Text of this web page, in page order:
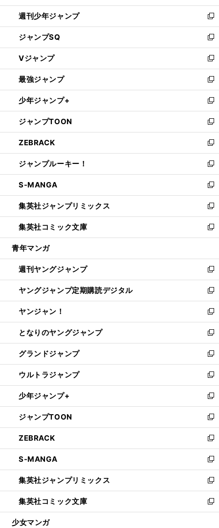
開
く
週刊少年ジャンプ
新
し
い
ウ
ィ
ン
ド
ウ
で
開
く
ジャンプSQ
新
し
い
ウ
ィ
ン
ド
ウ
で
開
く
Vジャンプ
新
し
い
ウ
ィ
ン
ド
ウ
で
開
く
最強ジャンプ
新
し
い
ウ
ィ
ン
ド
ウ
で
開
く
少年ジャンプ+
新
し
い
ウ
ィ
ン
ド
ウ
で
開
く
ジャンプTOON
新
し
い
ウ
ィ
ン
ド
ウ
で
開
く
ZEBRACK
新
し
い
ウ
ィ
ン
ド
ウ
で
開
ジャンプルーキー！
新
し
い
ウ
ィ
ン
ド
ウ
開
く
S-MANGA
新
し
い
ウ
ィ
ン
ウ
で
開
く
集英社ジャンプリミックス
新
し
い
ウ
ン
ド
ウ
で
開
く
集英社コミック文庫
新
し
ウ
ィ
ン
ド
ウ
で
開
く
青年マンガ
週刊ヤングジャンプ
新
し
い
ウ
ィ
ン
ド
ウ
で
開
く
ヤングジャンプ定期購読デジタル
新
し
い
ウ
ィ
ン
ド
ウ
で
開
く
ヤンジャン！
新
し
い
ウ
ィ
ン
ド
ウ
で
開
く
となりのヤングジャンプ
新
し
い
ウ
ィ
ン
ド
ウ
で
開
く
グランドジャンプ
新
し
い
ウ
ィ
ン
ド
ウ
で
開
く
ウルトラジャンプ
新
し
い
ウ
ィ
ン
ド
ウ
で
開
く
少年ジャンプ+
新
し
い
ウ
ィ
ン
ド
ウ
で
開
く
ジャンプTOON
新
し
い
ウ
ィ
ン
ド
ウ
で
開
ZEBRACK
新
し
い
ウ
ィ
ン
ド
ウ
S-MANGA
新
し
い
ウ
ィ
ン
集英社ジャンプリミックス
新
し
い
ウ
集英社コミック文庫
新
し
少女マンガ